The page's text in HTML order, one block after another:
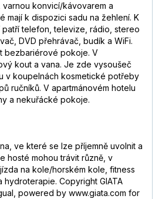
konvicí/kávovarem a
mají k dispozici sadu na žehlení. K
patří telefon, televize, rádio, stereo
DVD přehrávač, budík a WiFi.
bezbariérové pokoje. V
kout a vana. Je zde vysoušeč
v koupelnách kosmetické potřeby
ručníků. V apartmánovém hotelu
a nekuřácké pokoje.
ve které se lze příjemně uvolnit a
hosté mohou trávit různě, v
na kole/horském kole, fitness
hydroterapie. Copyright GIATA
powered by www.giata.com for